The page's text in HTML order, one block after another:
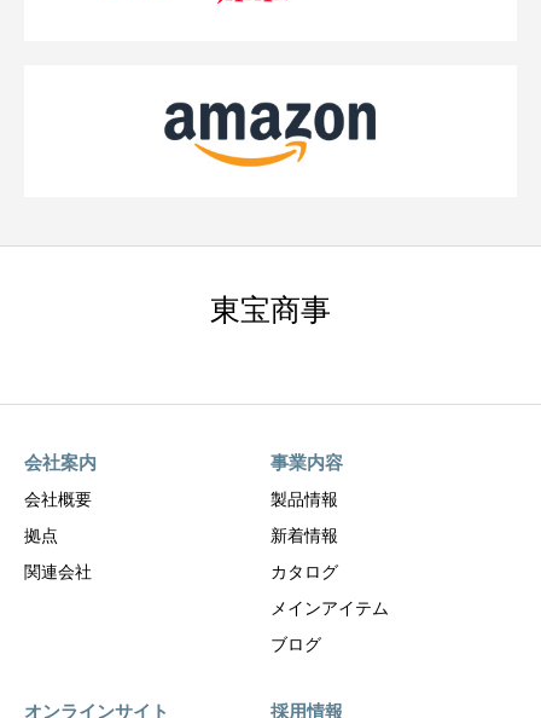
東宝商事
会社案内
会社概要
拠点
関連会社
事業内容
製品情報
新着情報
カタログ
メインアイテム
ブログ
オンラインサイト 採用情報